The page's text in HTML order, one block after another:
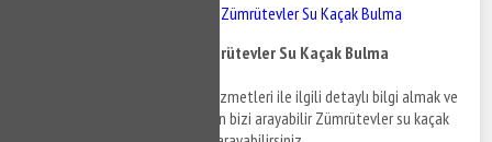
Zümrütevler Su Kaçak - Zümrütevler Su Kaçak Bulma
Zümrütevler Su Kaçak - Zümrütevler Su Kaçak Bulma
Zümrütevler su kaçak bulma hizmetleri ile ilgili detaylı bilgi almak ve
destek taleplerinizi iletmek için bizi arayabilir Zümrütevler su kaçak